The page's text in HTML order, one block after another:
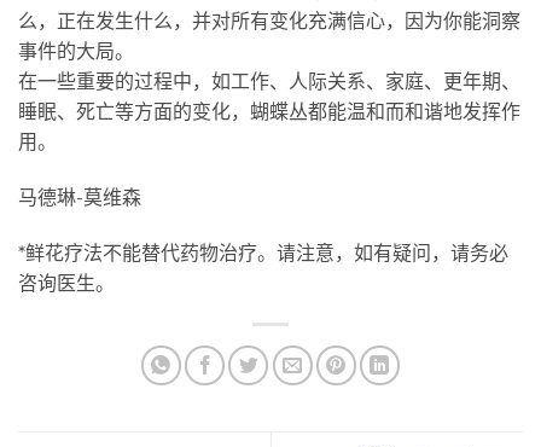
么，正在发生什么，并对所有变化充满信心，因为你能洞察
事件的大局。
在一些重要的过程中，如工作、人际关系、家庭、更年期、
睡眠、死亡等方面的变化，蝴蝶丛都能温和而和谐地发挥作
用。
马德琳-莫维森
*鲜花疗法不能替代药物治疗。请注意，如有疑问，请务必
咨询医生。